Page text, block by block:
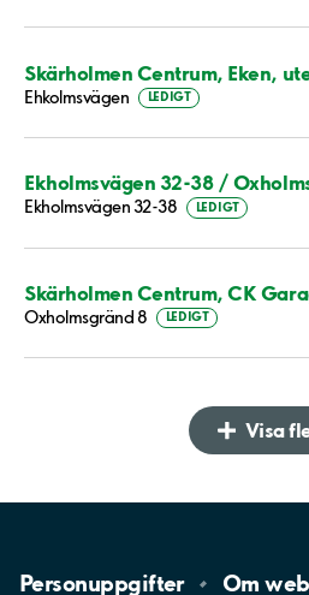
Skärholmen Centrum, Eken,
Ehkolmsvägen LEDIGT
Ekholmsvägen 32-38 /
Ekholmsvägen 32-38 LEDIGT
Skärholmen Centrum, CK
Oxholmsgränd 8 LEDIGT
Visa
Personuppgifter Om